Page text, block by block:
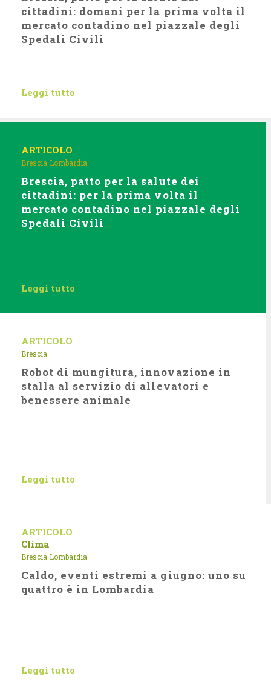
cittadini: domani per la prima volta il
mercato contadino nel piazzale degli
Spedali Civili
Leggi tutto
ARTICOLO
Brescia Lombardia
Brescia, patto per la salute dei
cittadini: per la prima volta il
mercato contadino nel piazzale degli
Spedali Civili
Leggi tutto
ARTICOLO
Brescia
Robot di mungitura, innovazione in
stalla al servizio di allevatori e
benessere animale
Leggi tutto
ARTICOLO
Clima
Brescia Lombardia
Caldo, eventi estremi a giugno: uno su
quattro è in Lombardia
Leggi tutto